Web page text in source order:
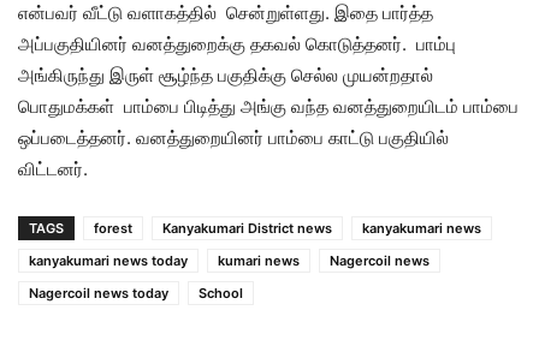
என்பவர் வீட்டு வளாகத்தில் சென்றுள்ளது. இதை பார்த்த
அப்பகுதியினர் வனத்துறைக்கு தகவல் கொடுத்தனர். பாம்பு
அங்கிருந்து இருள் சூழ்ந்த பகுதிக்கு செல்ல முயன்றதால்
பொதுமக்கள் பாம்பை பிடித்து அங்கு வந்த வனத்துறையிடம் பாம்பை
ஒப்படைத்தனர். வனத்துறையினர் பாம்பை காட்டு பகுதியில்
விட்டனர்.
TAGS forest Kanyakumari District news
kanyakumari news
kanyakumari news today
kumari news
Nagercoil news
Nagercoil news today
School